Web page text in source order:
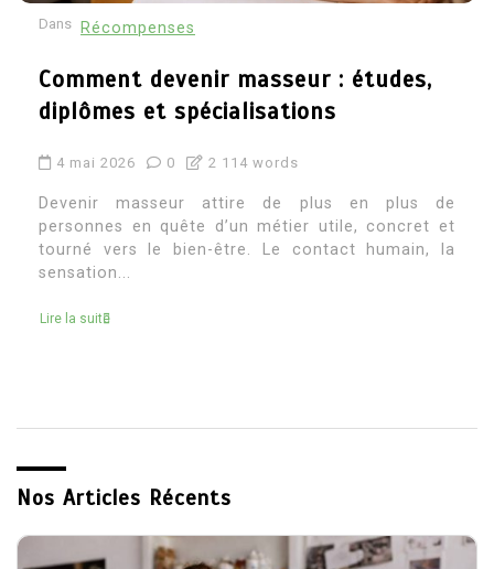
Dans Récompenses
Architecte d’intérieur etude : quel
parcours pour devenir architecte
4 mai 2026 2 269 words
Devenir architecte d’intérieur attire souvent ceux
qui aiment à la fois la création, le concret et la
transformation des espaces. C’est un métier où
Nos Articles Récents